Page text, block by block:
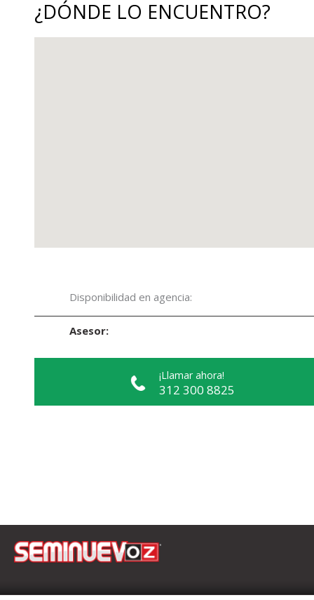
¿DÓNDE LO ENCUENTRO?
Disponibilidad en agencia:
Asesor:
¡Llamar ahora!
312 300 8825